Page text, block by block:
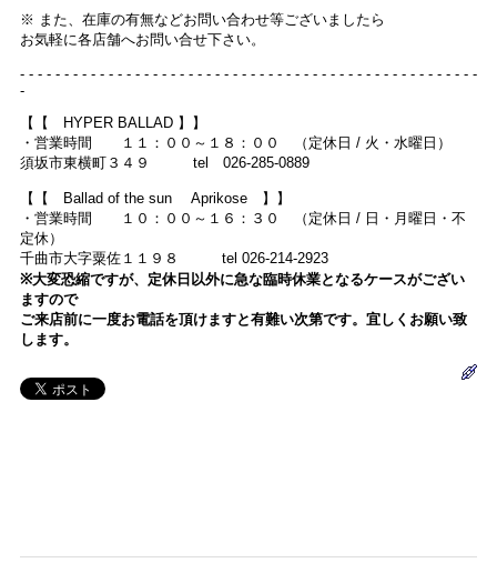
※ また、在庫の有無などお問い合わせ等ございましたら
お気軽に各店舗へお問い合せ下さい。
- - - - - - - - - - - - - - - - - - - - - - - - - - - - - - - - - - - - - - - - - - - - - - - - - - - -
-
【【 HYPER BALLAD 】】
・営業時間 １１：００～１８：００ （定休日 / 火・水曜日）
須坂市東横町３４９ tel 026-285-0889
【【 Ballad of the sun Aprikose 】】
・営業時間 １０：００～１６：３０ （定休日 / 日・月曜日・不
定休）
千曲市大字粟佐１１９８ tel 026-214-2923
※大変恐縮ですが、定休日以外に急な臨時休業となるケースがござい
ますので
ご来店前に一度お電話を頂けますと有難い次第です。宜しくお願い致
します。